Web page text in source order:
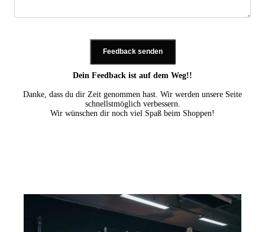
Feedback senden
Dein Feedback ist auf dem Weg!!
Danke, dass du dir Zeit genommen hast. Wir werden unsere Seite
schnellstmöglich verbessern.
Wir wünschen dir noch viel Spaß beim Shoppen!